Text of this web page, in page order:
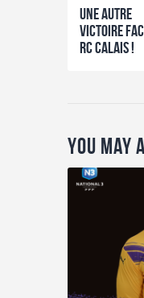
Une autre
victoire
RC Calais !
You May